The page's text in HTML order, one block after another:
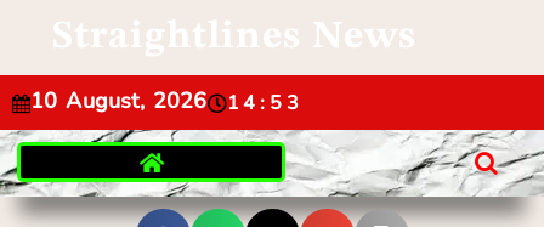
Straightlines News
10 August, 2026 14:53